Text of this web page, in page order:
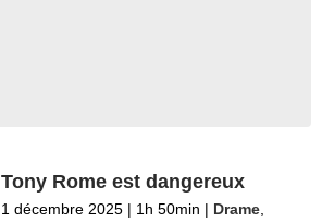
Tony Rome est dangereux
1 décembre 2025 | 1h 50min | Drame